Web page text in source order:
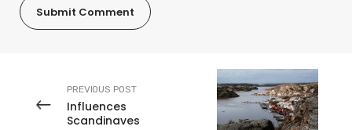
PREVIOUS POST
Influences
Scandinaves